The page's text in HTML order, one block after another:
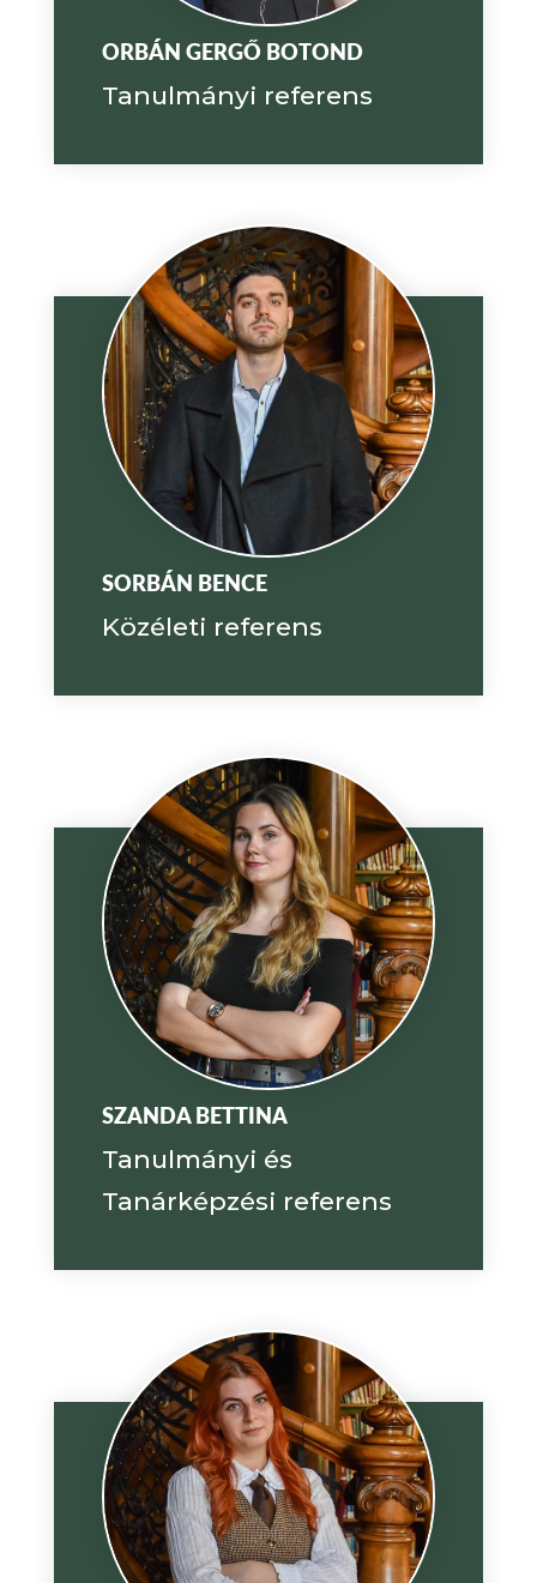
ORBÁN GERGŐ BOTOND
Tanulmányi referens
SORBÁN BENCE
Közéleti referens
SZANDA BETTINA
Tanulmányi és
Tanárképzési referens